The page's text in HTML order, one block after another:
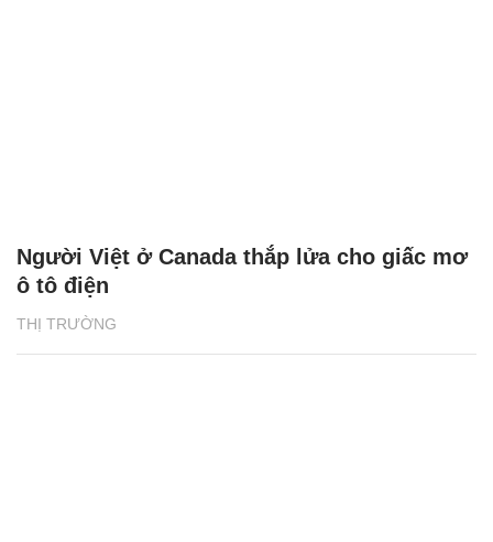
THỊ TRƯỜNG
Người Việt ở Canada thắp lửa cho giấc mơ
ô tô điện